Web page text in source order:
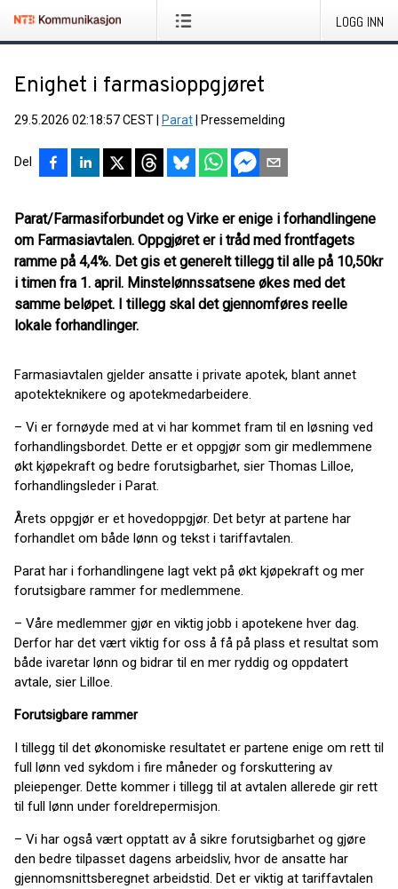
LOGG INN
Enighet i farmasioppgjøret
29.5.2026 02:18:57 CEST Parat Pressemelding
Del
Parat/Farmasiforbundet og Virke er enige i forhandlingene
om Farmasiavtalen. Oppgjøret er i tråd med frontfagets
ramme på 4,4%. Det gis et generelt tillegg til alle på 10,50kr
i timen fra 1. april. Minstelønnssatsene økes med det
samme beløpet. I tillegg skal det gjennomføres reelle
lokale forhandlinger.
Farmasiavtalen gjelder ansatte i private apotek, blant annet
apotekteknikere og apotekmedarbeidere.
– Vi er fornøyde med at vi har kommet fram til en løsning ved
forhandlingsbordet. Dette er et oppgjør som gir medlemmene
økt kjøpekraft og bedre forutsigbarhet, sier Thomas Lilloe,
forhandlingsleder i Parat.
Årets oppgjør er et hovedoppgjør. Det betyr at partene har
forhandlet om både lønn og tekst i tariffavtalen.
Parat har i forhandlingene lagt vekt på økt kjøpekraft og mer
forutsigbare rammer for medlemmene.
– Våre medlemmer gjør en viktig jobb i apotekene hver dag.
Derfor har det vært viktig for oss å få på plass et resultat som
både ivaretar lønn og bidrar til en mer ryddig og oppdatert
avtale, sier Lilloe.
Forutsigbare rammer
I tillegg til det økonomiske resultatet er partene enige om rett til
full lønn ved sykdom i fire måneder og forskuttering av
pleiepenger. Dette kommer i tillegg til at avtalen allerede gir rett
til full lønn under foreldrepermisjon.
– Vi har også vært opptatt av å sikre forutsigbarhet og gjøre
den bedre tilpasset dagens arbeidsliv, hvor de ansatte har
gjennomsnittsberegnet arbeidstid. Det er viktig at tariffavtalen